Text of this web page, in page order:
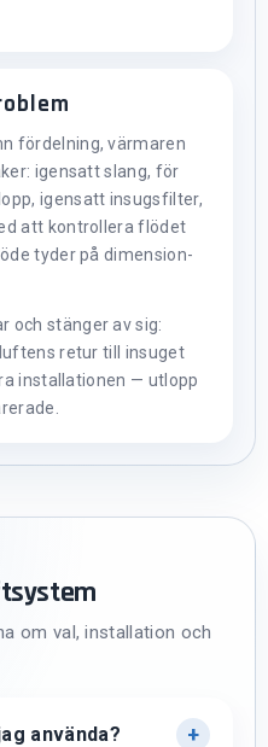
fördelning, värmaren
igensatt slang, för
igensatt insugsfilter,
att kontrollera flödet
tyder på dimension-
och stänger av sig:
retur till insuget
installationen — utlopp
om val, installation och
använda?